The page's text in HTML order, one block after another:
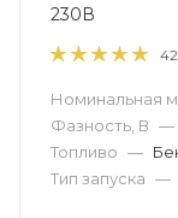
230В
42
Номинальная
Фазность, В —
Топливо —
Тип запуска —